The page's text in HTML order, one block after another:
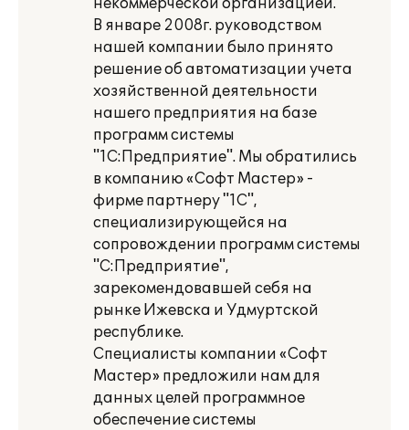
некоммерческой организацией.
В январе 2008г. руководством
нашей компании было принято
решение об автоматизации учета
хозяйственной деятельности
нашего предприятия на базе
программ системы
"1С:Предприятие". Мы обратились
в компанию «Софт Мастер» -
фирме партнеру "1С",
специализирующейся на
сопровождении программ системы
"С:Предприятие",
зарекомендовавшей себя на
рынке Ижевска и Удмуртской
республике.
Специалисты компании «Софт
Мастер» предложили нам для
данных целей программное
обеспечение системы